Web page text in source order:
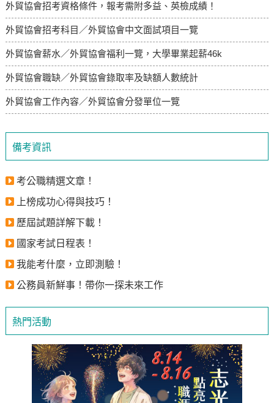
備考資訊
考公職精選文章！
上榜成功心得與技巧！
歷屆試題詳解下載！
國家考試日程表！
我能考什麼，立即測驗！
公務員新鮮事！帶你一探未來工作
熱門活動
外貿協會招考資格條件，報考需附多益、英檢成績！
外貿協會招考科目／外貿協會中文面試項目一覽
外貿協會薪水／外貿協會福利一覽，大學畢業起薪46k
外貿協會職缺／外貿協會錄取率及缺額人數統計
​​​​​​​外貿協會工作內容／外貿協會分發單位一覽